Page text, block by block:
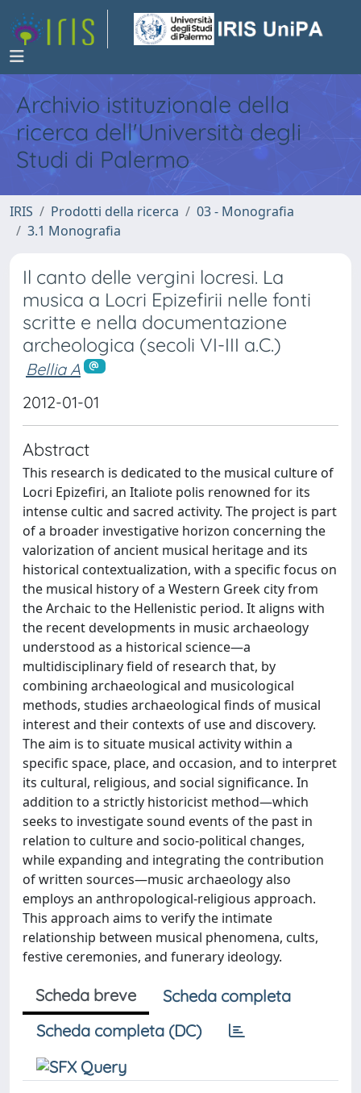
Archivio istituzionale della
ricerca dell'Università degli
Studi di Palermo
IRIS Prodotti della ricerca
03 - Monografia
3.1 Monografia
Il canto delle vergini locresi. La
musica a Locri Epizefirii nelle fonti
scritte e nella documentazione
archeologica (secoli VI-III a.C.)
Bellia A
2012-01-01
Abstract
This research is dedicated to the musical culture of
Locri Epizefiri, an Italiote polis renowned for its
intense cultic and sacred activity. The project is part
of a broader investigative horizon concerning the
valorization of ancient musical heritage and its
historical contextualization, with a specific focus on
the musical history of a Western Greek city from
the Archaic to the Hellenistic period. It aligns with
the recent developments in music archaeology
understood as a historical science—a
multidisciplinary field of research that, by
combining archaeological and musicological
methods, studies archaeological finds of musical
interest and their contexts of use and discovery.
The aim is to situate musical activity within a
specific space, place, and occasion, and to interpret
its cultural, religious, and social significance. In
addition to a strictly historicist method—which
seeks to investigate sound events of the past in
relation to culture and socio-political changes,
while expanding and integrating the contribution
of written sources—music archaeology also
employs an anthropological-religious approach.
This approach aims to verify the intimate
relationship between musical phenomena, cults,
festive ceremonies, and funerary ideology.
Scheda breve
Scheda completa
Scheda completa (DC)